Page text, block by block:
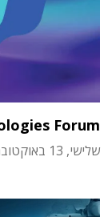
Forum
שלישי, 13 באוקטובר 2026